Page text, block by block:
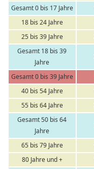
Gesamt 0 bis 17 Jahre
18 bis 24 Jahre
25 bis 39 Jahre
Gesamt 18 bis 39
Jahre
Gesamt 0 bis 39 Jahre
40 bis 54 Jahre
55 bis 64 Jahre
Gesamt 50 bis 64
Jahre
65 bis 79 Jahre
80 Jahre und +